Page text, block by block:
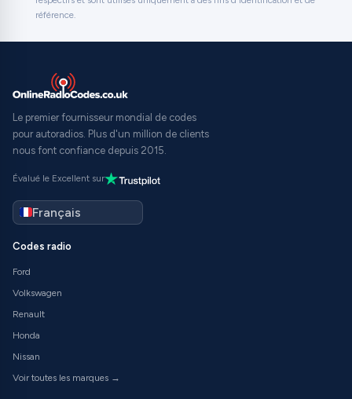
référence.
Le premier fournisseur mondial de codes
pour autoradios. Plus d'un million de clients
nous font confiance depuis 2015.
Évalué le Excellent sur
Codes radio
Ford
Volkswagen
Renault
Honda
Nissan
Voir toutes les marques →